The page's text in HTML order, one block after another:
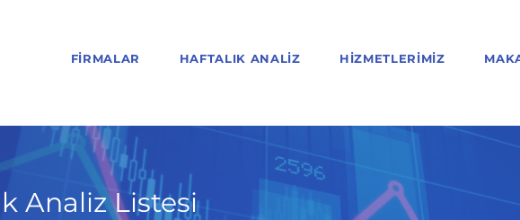
FIRMALAR HAFTALIK ANALIZ HIZMETLERIMIZ
Analiz Listesi